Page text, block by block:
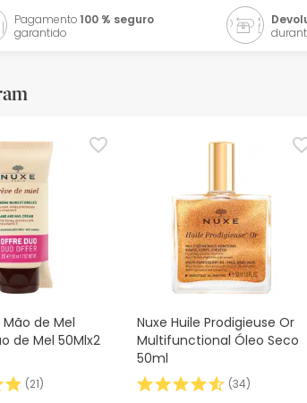
Pagamento100 % seguro
garantido
de Mel
de Mel 50Mlx2
(21)
Nuxe Huile Prodigieuse Or
Multifunctional Óleo Seco
50ml
(34)